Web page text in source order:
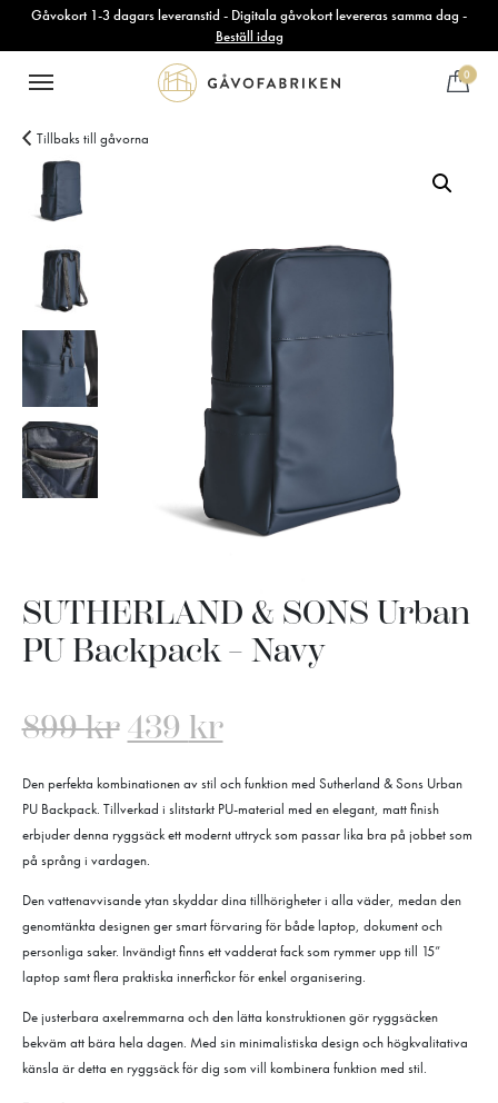
Gåvokort 1-3 dagars leveranstid - Digitala gåvokort levereras samma dag -
Beställ idag
0
Tillbaks till gåvorna
SUTHERLAND & SONS Urban
PU Backpack – Navy
899kr 439 kr
Den perfekta kombinationen av stil och funktion med Sutherland & Sons Urban
PU Backpack. Tillverkad i slitstarkt PU-material med en elegant, matt finish
erbjuder denna ryggsäck ett modernt uttryck som passar lika bra på jobbet som
på språng i vardagen.
Den vattenavvisande ytan skyddar dina tillhörigheter i alla väder, medan den
genomtänkta designen ger smart förvaring för både laptop, dokument och
personliga saker. Invändigt finns ett vadderat fack som rymmer upp till 15”
laptop samt flera praktiska innerfickor för enkel organisering.
De justerbara axelremmarna och den lätta konstruktionen gör ryggsäcken
bekväm att bära hela dagen. Med sin minimalistiska design och högkvalitativa
känsla är detta en ryggsäck för dig som vill kombinera funktion med stil.